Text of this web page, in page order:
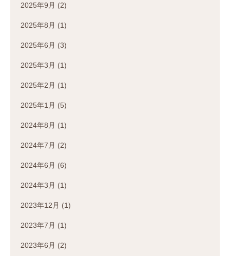
2025年9月 (2)
2025年8月 (1)
2025年6月 (3)
2025年3月 (1)
2025年2月 (1)
2025年1月 (5)
2024年8月 (1)
2024年7月 (2)
2024年6月 (6)
2024年3月 (1)
2023年12月 (1)
2023年7月 (1)
2023年6月 (2)